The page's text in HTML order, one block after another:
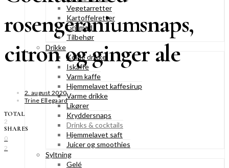
Vegetarretter
Kartoffelretter
Grillmad
Tilbehør
Drikke
Kolde drikke
Iskaffe
Varm kaffe
Hjemmelavet kaffesirup
Varme drikke
Likører
Kryddersnaps
Drinks & cocktails
Hjemmelavet saft
Juicer og smoothies
Syltning
Gelé
rosengeraniumsnaps,
citron og ginger ale
2. august 2020
Trine Ellegaard
TOTAL
2
SHARES
0
2